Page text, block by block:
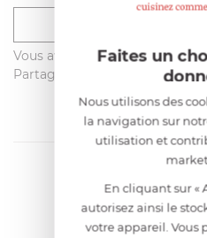
Vous avez acheté ce produit
Partagez votre avis avec les
Faites un
Nous utilisons des
la navigation sur
utilisation et
En cliquant sur «
autorisez ainsi le
votre appareil. Vous